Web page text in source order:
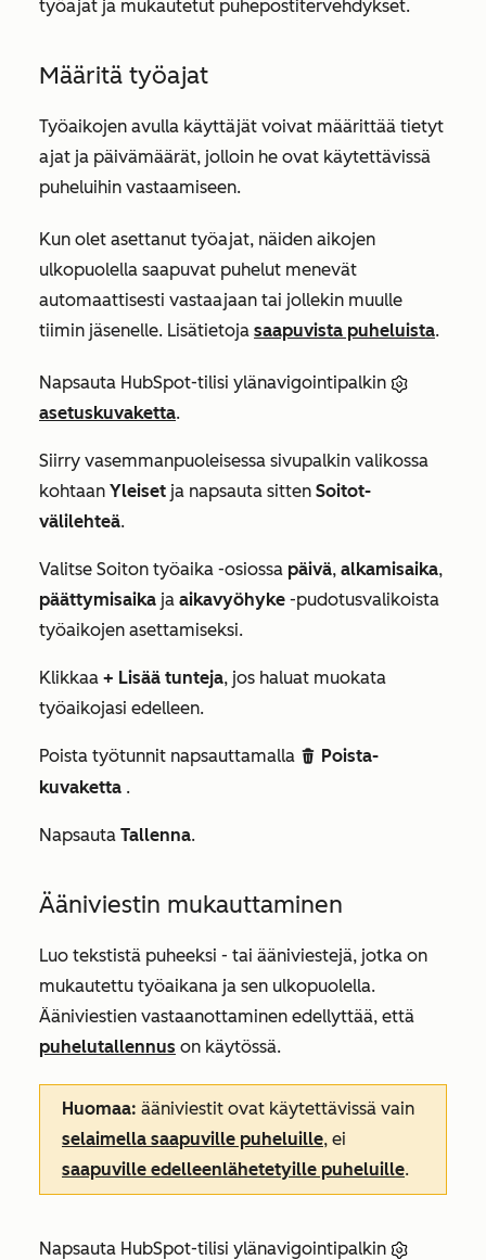
työajat ja mukautetut puhepostitervehdykset.
Määritä työajat
Työaikojen avulla käyttäjät voivat määrittää tietyt
ajat ja päivämäärät, jolloin he ovat käytettävissä
puheluihin vastaamiseen.
Kun olet asettanut työajat, näiden aikojen
ulkopuolella saapuvat puhelut menevät
automaattisesti vastaajaan tai jollekin muulle
tiimin jäsenelle. Lisätietoja saapuvista puheluista.
Napsauta HubSpot-tilisi ylänavigointipalkin
asetuskuvaketta.
Siirry vasemmanpuoleisessa sivupalkin valikossa
kohtaan Yleiset ja napsauta sitten Soitot-
välilehteä.
Valitse Soiton työaika -osiossa päivä, alkamisaika,
päättymisaika ja aikavyöhyke -pudotusvalikoista
työaikojen asettamiseksi.
Klikkaa + Lisää tunteja, jos haluat muokata
työaikojasi edelleen.
Poista työtunnit napsauttamalla delete Poista-
kuvaketta .
Napsauta Tallenna.
Ääniviestin mukauttaminen
Luo tekstistä puheeksi - tai ääniviestejä, jotka on
mukautettu työaikana ja sen ulkopuolella.
Ääniviestien vastaanottaminen edellyttää, että
puhelutallennus on käytössä.
Huomaa: ääniviestit ovat käytettävissä vain
selaimella saapuville puheluille, ei
saapuville edelleenlähetetyille puheluille.
Napsauta HubSpot-tilisi ylänavigointipalkin